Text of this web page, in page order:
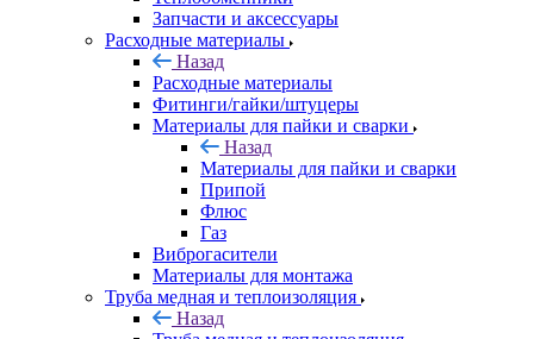
Запчасти и аксессуары
Расходные материалы
Назад
Расходные материалы
Фитинги/гайки/штуцеры
Материалы для пайки и сварки
Назад
Материалы для пайки и сварки
Припой
Флюс
Газ
Виброгасители
Материалы для монтажа
Труба медная и теплоизоляция
Назад